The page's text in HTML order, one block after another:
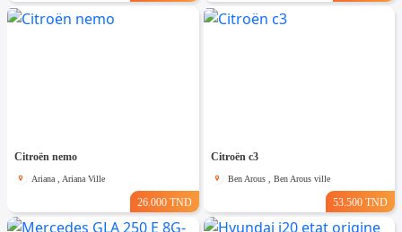
Citroën nemo
Ariana , Ariana Ville
26.000 TND
Citroën c3
Ben Arous , Ben Arous ville
53.500 TND